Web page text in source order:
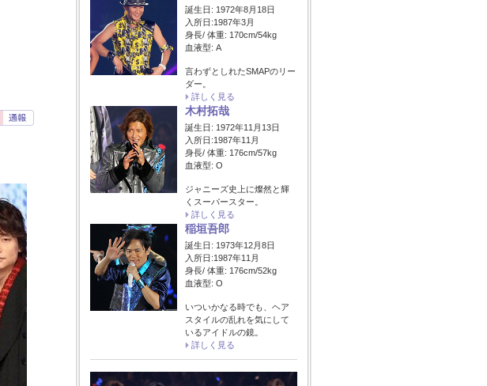
誕生日: 1972年8月18日
入所日:1987年3月
身長/ 体重: 170cm/54kg
血液型: A
言わずとしれたSMAPのリー
ダー。
詳しく見る
木村拓哉
誕生日: 1972年11月13日
入所日:1987年11月
身長/ 体重: 176cm/57kg
血液型: O
ジャニーズ史上に燦然と輝
くスーパースター。
詳しく見る
稲垣吾郎
誕生日: 1973年12月8日
入所日:1987年11月
身長/ 体重: 176cm/52kg
血液型: O
いついかなる時でも、ヘア
スタイルの乱れを気にして
いるアイドルの鏡。
詳しく見る